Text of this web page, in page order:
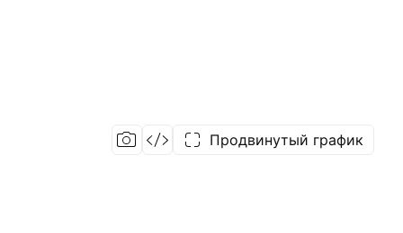
Продвинутый график